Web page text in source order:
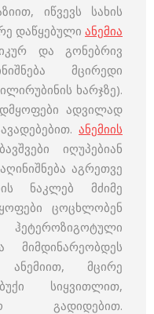
იწვევს სახის
დაწყებული ანემია
და გონებრივ
მცირედი
ხარჯზე).
ადვილად
ანემიის
იღუპებიან
აგრეთვე
ნაკლებ მძიმე
ცოცხლობენ
მიმდინარეობდეს
მცირე
სიყვითლით,
გადიდებით.